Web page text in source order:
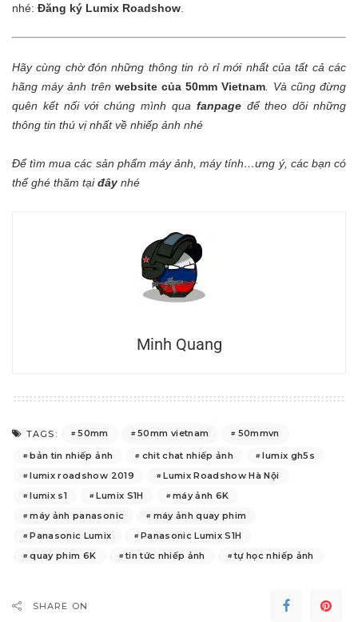
nhé: Đăng ký Lumix Roadshow
Hãy cùng chờ đón những thông tin rò rỉ mới nhất của tất cả các
hãng máy ảnh trên website của 50mm Vietnam
Và cũng đừng
quên kết nối với chúng mình qua fanpageđể theo dõi những
thông tin thú vị nhất về nhiếp ảnh nhé
Để tìm mua các sản phẩm máy ảnh, máy tính…ưng ý, các bạn có
thể ghé thăm tạiđây nhé
Minh Quang
TAGS: 50mm 50mm vietnam
50mmvn
bản tin nhiếp ảnh
chit chat nhiếp ảnh
lumix gh5s
lumix roadshow 2019
Lumix Roadshow Hà Nội
lumix s1
Lumix S1H
máy ảnh 6K
máy ảnh panasonic
máy ảnh quay phim
Panasonic Lumix
Panasonic Lumix S1H
quay phim 6K
tin tức nhiếp ảnh tự học nhiếp ảnh
SHARE ON